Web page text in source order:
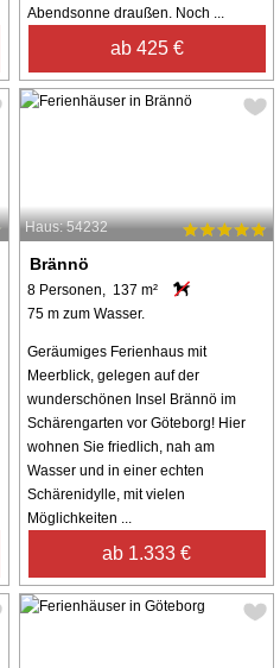
Abendsonne draußen. Noch ...
ab 425 €
Haus: 54232
Brännö
8 Personen, 137 m²
75 m zum Wasser.
Geräumiges Ferienhaus mit
Meerblick, gelegen auf der
wunderschönen Insel Brännö im
Schärengarten vor Göteborg! Hier
wohnen Sie friedlich, nah am
Wasser und in einer echten
Schärenidylle, mit vielen
Möglichkeiten ...
ab 1.333 €